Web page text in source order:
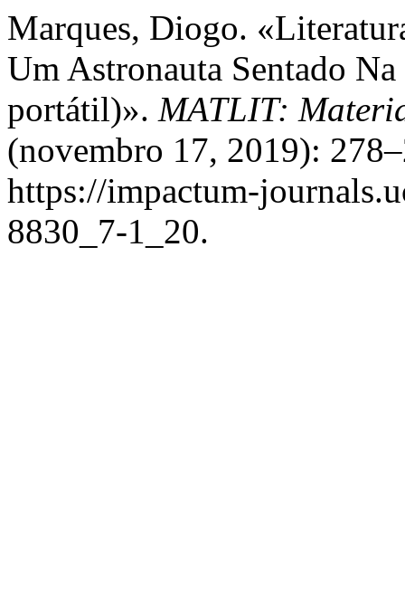
Marques, Diogo.
Um Astronauta Sentado
portátil)». MATLIT:
(novembro 17, 2019):
https://impactum-
8830_7-1_20.